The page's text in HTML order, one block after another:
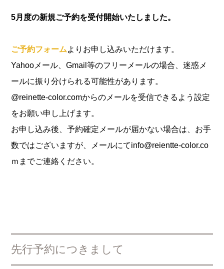
5月度の新規ご予約を受付開始いたしました。
ご予約フォームよりお申し込みいただけます。
Yahooメール、Gmail等のフリーメールの場合、迷惑メ
ールに振り分けられる可能性があります。
@reinette-color.comからのメールを受信できるよう設定
をお願い申し上げます。
お申し込み後、予約確定メールが届かない場合は、お手
数ではございますが、メールにてinfo@reientte-color.co
ｍまでご連絡ください。
先行予約につきまして